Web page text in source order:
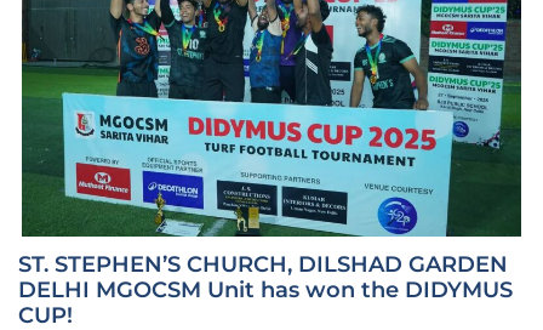
ST. STEPHEN’S CHURCH, DILSHAD GARDEN
DELHI MGOCSM Unit has won the DIDYMUS
CUP!